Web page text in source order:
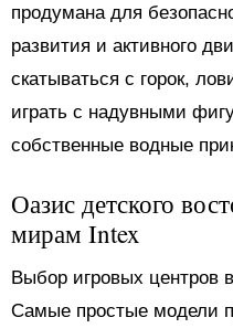
продумана для
развития и активного
скатываться с горок,
играть с надувными
собственные водные
Оазис детского
мирам Intex
Выбор игровых центров
Самые простые модели